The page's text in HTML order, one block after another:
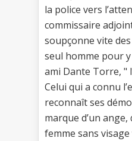
la police vers
commissaire
soupçonne vite
seul homme pour
ami Dante Torre, "
Celui qui a connu
reconnaît ses
marque d’un ange,
femme sans